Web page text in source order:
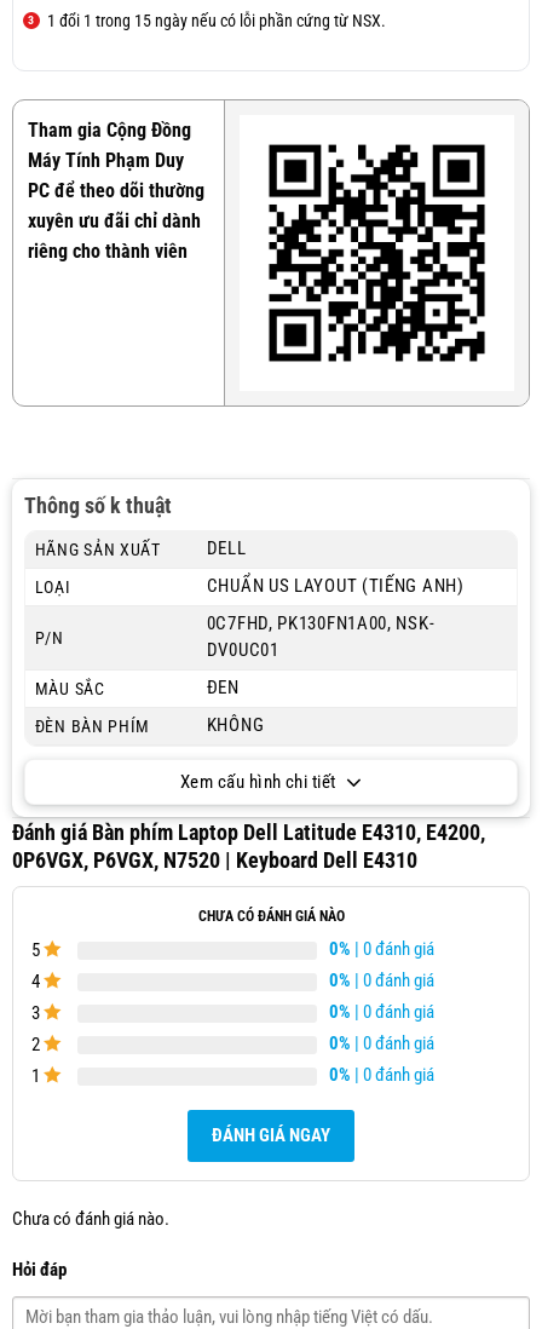
1 đổi 1 trong 15 ngày nếu có lỗi phần cứng từ NSX.
Tham gia Cộng Đồng
Máy Tính Phạm Duy
PC để theo dõi thường
xuyên ưu đãi chỉ dành
riêng cho thành viên
Thông số k thuật
HÃNG SẢN XUẤT DELL
LOẠI CHUẨN US LAYOUT (TIẾNG ANH)
P/N
0C7FHD, PK130FN1A00, NSK-
DV0UC01
MÀU SẮC ĐEN
ĐÈN BÀN PHÍM KHÔNG
Xem cấu hình chi tiết
Đánh giá Bàn phím Laptop Dell Latitude E4310, E4200,
0P6VGX, P6VGX, N7520 | Keyboard Dell E4310
CHƯA CÓ ĐÁNH GIÁ NÀO
5 0% | 0 đánh giá
4
0% | 0 đánh giá
3
0% | 0 đánh giá
2
0% | 0 đánh giá
1
0% | 0 đánh giá
ĐÁNH GIÁ NGAY
Chưa có đánh giá nào.
Hỏi đáp